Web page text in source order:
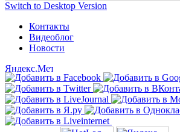
Switch to Desktop Version
Контакты
Видеоблог
Новости